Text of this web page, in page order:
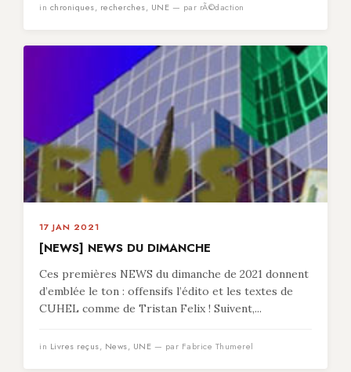
in chroniques, recherches, UNE — par rÃ©daction
17 JAN 2021
[NEWS] NEWS DU DIMANCHE
Ces premières NEWS du dimanche de 2021 donnent
d’emblée le ton : offensifs l’édito et les textes de
CUHEL comme de Tristan Felix ! Suivent,...
in Livres reçus, News, UNE — par Fabrice Thumerel